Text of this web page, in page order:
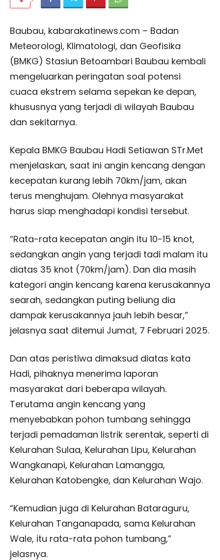
Baubau, kabarakatinews.com – Badan
Meteorologi, Klimatologi, dan Geofisika
(BMKG) Stasiun Betoambari Baubau kembali
mengeluarkan peringatan soal potensi
cuaca ekstrem selama sepekan ke depan,
khususnya yang terjadi di wilayah Baubau
dan sekitarnya.
Kepala BMKG Baubau Hadi Setiawan STr.Met
menjelaskan, saat ini angin kencang dengan
kecepatan kurang lebih 70km/jam, akan
terus menghujam. Olehnya masyarakat
harus siap menghadapi kondisi tersebut.
“Rata-rata kecepatan angin itu 10-15 knot,
sedangkan angin yang terjadi tadi malam itu
diatas 35 knot (70km/jam). Dan dia masih
kategori angin kencang karena kerusakannya
searah, sedangkan puting beliung dia
dampak kerusakannya jauh lebih besar,”
jelasnya saat ditemui Jumat, 7 Februari 2025.
Dan atas peristiwa dimaksud diatas kata
Hadi, pihaknya menerima laporan
masyarakat dari beberapa wilayah.
Terutama angin kencang yang
menyebabkan pohon tumbang sehingga
terjadi pemadaman listrik serentak, seperti di
Kelurahan Sulaa, Kelurahan Lipu, Kelurahan
Wangkanapi, Kelurahan Lamangga,
Kelurahan Katobengke, dan Kelurahan Wajo.
“Kemudian juga di Kelurahan Bataraguru,
Kelurahan Tanganapada, sama Kelurahan
Wale, itu rata-rata pohon tumbang,”
jelasnya.